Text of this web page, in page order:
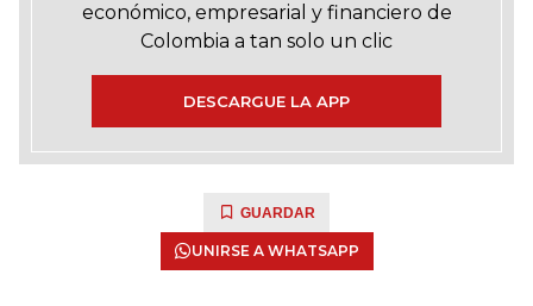
económico, empresarial y financiero de
Colombia a tan solo un clic
DESCARGUE LA APP
GUARDAR
UNIRSE A WHATSAPP